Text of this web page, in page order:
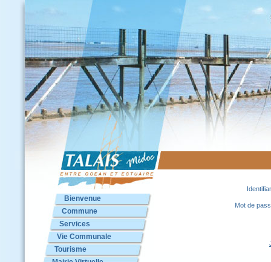
Mot de
Bienvenue
Commune
Services
Vie Communale
Tourisme